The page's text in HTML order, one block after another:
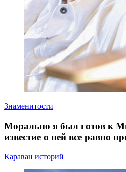
Знаменитости
Морально я был готов к
известие о ней все равно
Караван историй